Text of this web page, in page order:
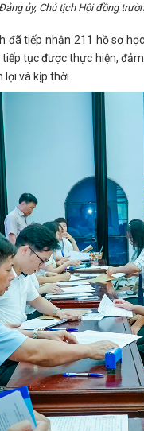
ủy, Chủ tịch Hội đồng
tiếp nhận 211 hồ sơ
tục được thực hiện,
và kịp thời.